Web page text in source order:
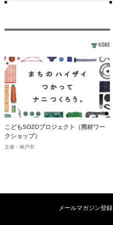
KOBE
こどもSOZOプロジェクト（廃材ワー
クショップ）
主催：神戸市
メールマガジン登録